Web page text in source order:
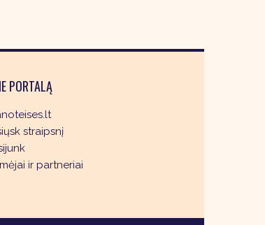
PORTALĄ
straipsnį
ir partneriai